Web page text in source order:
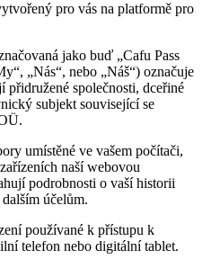
pro vás na platformě pro
jako buď „Cafu Pass
„Nás“, nebo „Náš“) označuje
přidružené společnosti, dceřiné
subjekt související se
umístěné ve vašem počítači,
naší webovou
podrobnosti o vaší historii
účelům.
používané k přístupu k
telefon nebo digitální tablet.